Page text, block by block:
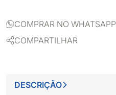
COMPRAR NO WHATSAPP
COMPARTILHAR
DESCRIÇÃO